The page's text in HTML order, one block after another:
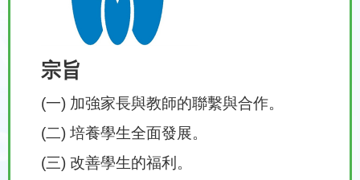
宗旨
(一) 加強家長與教師的聯繫與合作。
(二) 培養學生全面發展。
(三) 改善學生的福利。